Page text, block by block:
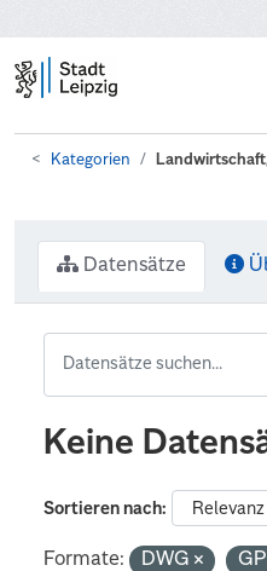
Kategorien
Datensätze
Keine
Sortieren nach
Formate: DWG